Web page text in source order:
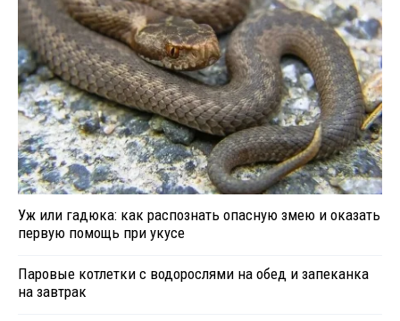
Уж или гадюка: как распознать опасную змею и оказать
первую помощь при укусе
Паровые котлетки с водорослями на обед и запеканка
на завтрак